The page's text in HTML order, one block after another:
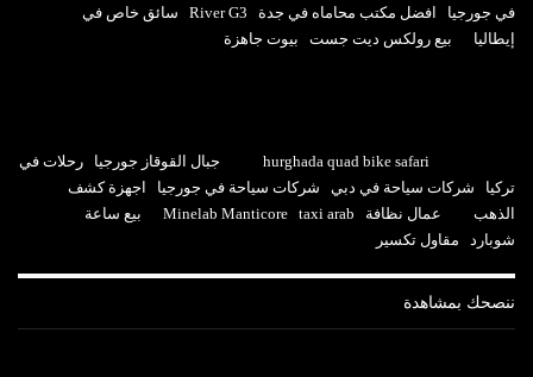
في جورجيا
افضل مكتب محاماه في جدة River G3
سائق خاص في
إيطاليا
بيع رولكس ديت جست بيوت جاهزة
hurghada quad bike safari جبال القوقاز جورجيا
رحلات في
تركيا
شركات سياحة في دبي شركات سياحة في جورجيا
اجهزة كشف
الذهب
عمال نظافة Minelab Manticore taxi arab
بيع ساعة
شوبارد
مقاول تكسير
ننصحك بمشاهدة